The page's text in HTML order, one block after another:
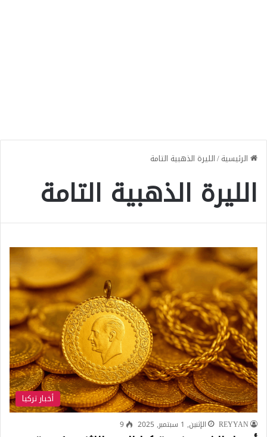
الرئيسية/الليرة الذهبية التامة
الليرة الذهبية التامة
أخبار تركيا
REYYAN الإثنين, 1 سبتمبر, 2025 9